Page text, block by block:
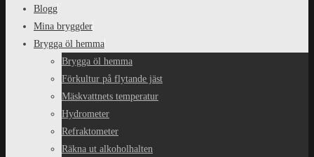
Blogg
Mina bryggder
Brygga öl hemma
Brygga öl hemma
Förkultur på flytande jäst
Mäskvattnets temperatur
Hydrometer
Refraktometer
Räkna ut alkoholhalten